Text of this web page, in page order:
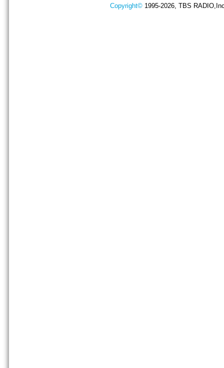
Copyright© 1995-2026, TBS